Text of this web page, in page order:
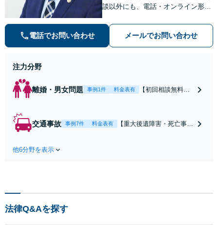
談以外にも、電話・オンライン形式
弁護士にご相談頂くことで、今のご
不安が和らぐとともに、問題解決の
ために前に進むことができます。
電話でお問い合わせ メールでお問い合わせ
注力分野
離婚・男女問題 事例1件 料金表有
【初回相談無料】
条件で離婚ができ
交通事故 事例7件 料金表有
【重大後遺障害・死亡事案
応・納得できる解決を」
他6分野を表示
法律Q&Aを探す